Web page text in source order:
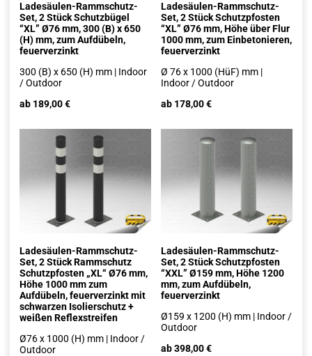
Ladesäulen-Rammschutz-
Set, 2 Stück Schutzbügel
“XL” Ø76 mm, 300 (B) x 650
(H) mm, zum Aufdübeln,
feuerverzinkt
300 (B) x 650 (H) mm | Indoor
/ Outdoor
ab 189,00 €
Ladesäulen-Rammschutz-
Set, 2 Stück Schutzpfosten
“XL” Ø76 mm, Höhe über Flur
1000 mm, zum Einbetonieren,
feuerverzinkt
Ø 76 x 1000 (HüF) mm |
Indoor / Outdoor
ab 178,00 €
Ladesäulen-Rammschutz-
Set, 2 Stück Rammschutz
Schutzpfosten „XL“ Ø76 mm,
Höhe 1000 mm zum
Aufdübeln, feuerverzinkt mit
schwarzen Isolierschutz +
weißen Reflexstreifen
Ø76 x 1000 (H) mm | Indoor /
Outdoor
Ladesäulen-Rammschutz-
Set, 2 Stück Schutzpfosten
“XXL” Ø159 mm, Höhe 1200
mm, zum Aufdübeln,
feuerverzinkt
Ø159 x 1200 (H) mm | Indoor /
Outdoor
ab 398,00 €